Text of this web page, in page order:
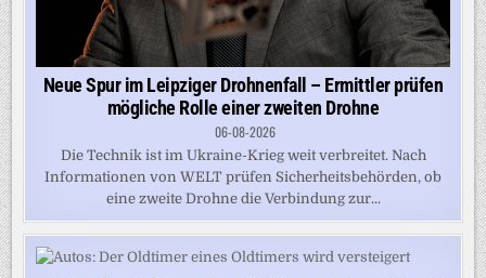
Neue Spur im Leipziger Drohnenfall – Ermittler prüfen
mögliche Rolle einer zweiten Drohne
06-08-2026
Die Technik ist im Ukraine-Krieg weit verbreitet. Nach
Informationen von WELT prüfen Sicherheitsbehörden, ob
eine zweite Drohne die Verbindung zur...